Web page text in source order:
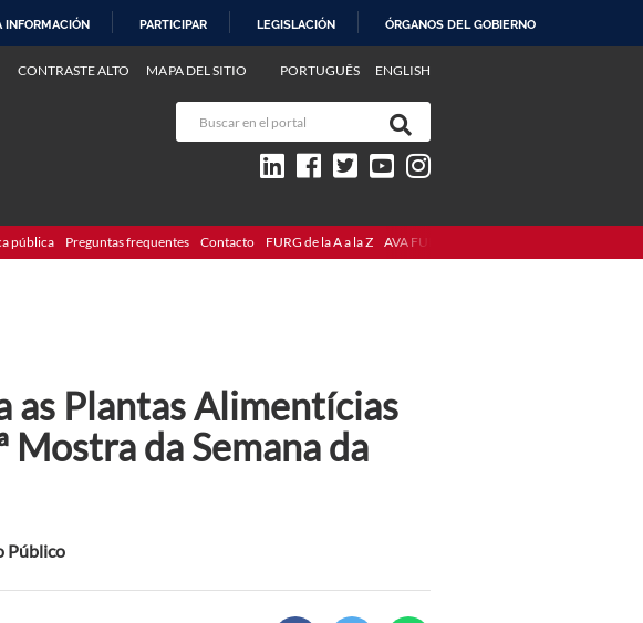
INFORMACIÓN PARTICIPAR LEGISLACIÓN ÓRGANOS DEL GOBIERNO
PORTUGUÊS ENGLISH
CONTRASTE ALTO MAPA DEL SITIO
pública Preguntas frequentes Contacto FURG de la A a la Z AVA FURG
as Plantas Alimentícias
Mostra da Semana da
Público